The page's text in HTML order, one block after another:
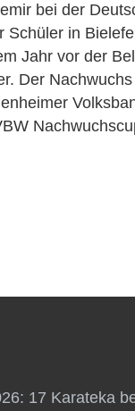
bei der
Schüler in
Jahr vor der
Der
17 Karateka